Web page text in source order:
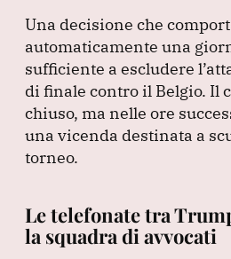
Una decisione che
automaticamente una
sufficiente a escludere
di finale contro il Belgio. Il
chiuso, ma nelle ore
una vicenda destinata a
torneo.
Le telefonate tra
la squadra di avvocati